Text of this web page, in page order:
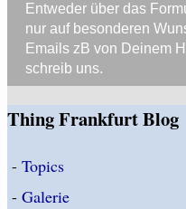
Entweder über das
nur auf besonderen
Emails zB von Deinem
schreib uns.
Thing Frankfurt Blog
- Topics
- Galerie